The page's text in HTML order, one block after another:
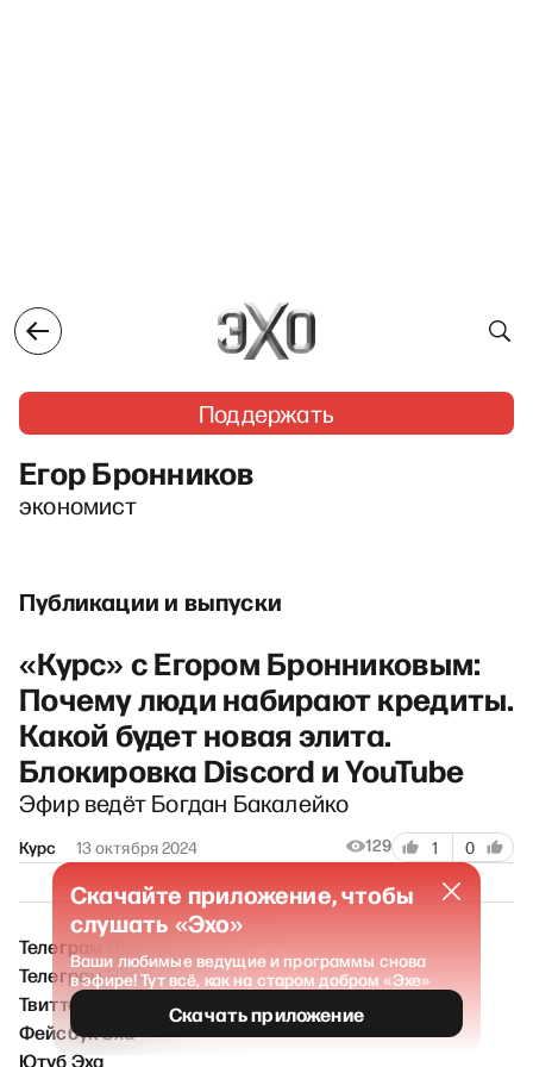
Поддержать
Егор Бронников
экономист
Публикации и выпуски
«Курс» с Егором Бронниковым:
Почему люди набирают кредиты.
Какой будет новая элита.
Блокировка Discord и YouTube
Эфир ведёт Богдан Бакалейко
Курс 13 октября 2024 129 1 0
Скачайте приложение, чтобы
слушать «Эхо»
Ваши любимые ведущие и программы снова
в эфире! Тут всё, как на старом добром «Эхе»
Скачать приложение
Телеграм ЭХО / Новости
Телеграм ЭХО FM
Твиттер Эха
Фейсбук Эха
Ютуб Эха